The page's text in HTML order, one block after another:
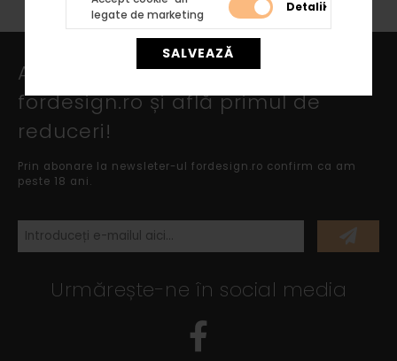
legate de marketing
Detalii
SALVEAZĂ
Abonează-te la newsletter
fordesign.ro și află primul de
reduceri!
Prin abonare la newsleter-ul fordesign.ro confirm ca am
peste 18 ani.
Urmărește-ne în social media